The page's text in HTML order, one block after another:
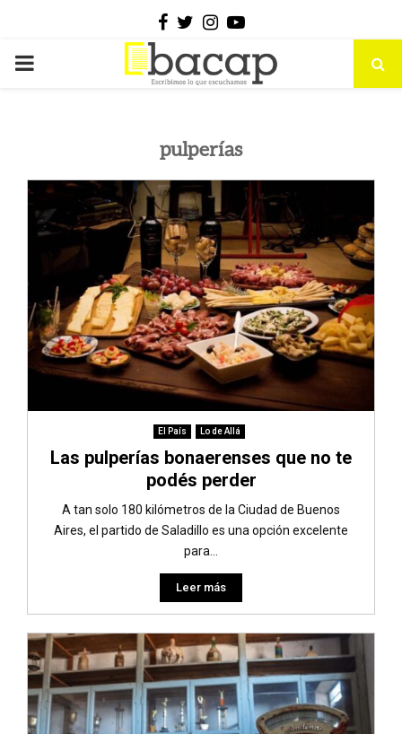
Facebook
Twitter
Instagram
Youtube
PRIMARY
pulperías
El País Lo de Allá
Las pulperías bonaerenses que no te
podés perder
A tan solo 180 kilómetros de la Ciudad de Buenos
Aires, el partido de Saladillo es una opción excelente
para...
Leer más